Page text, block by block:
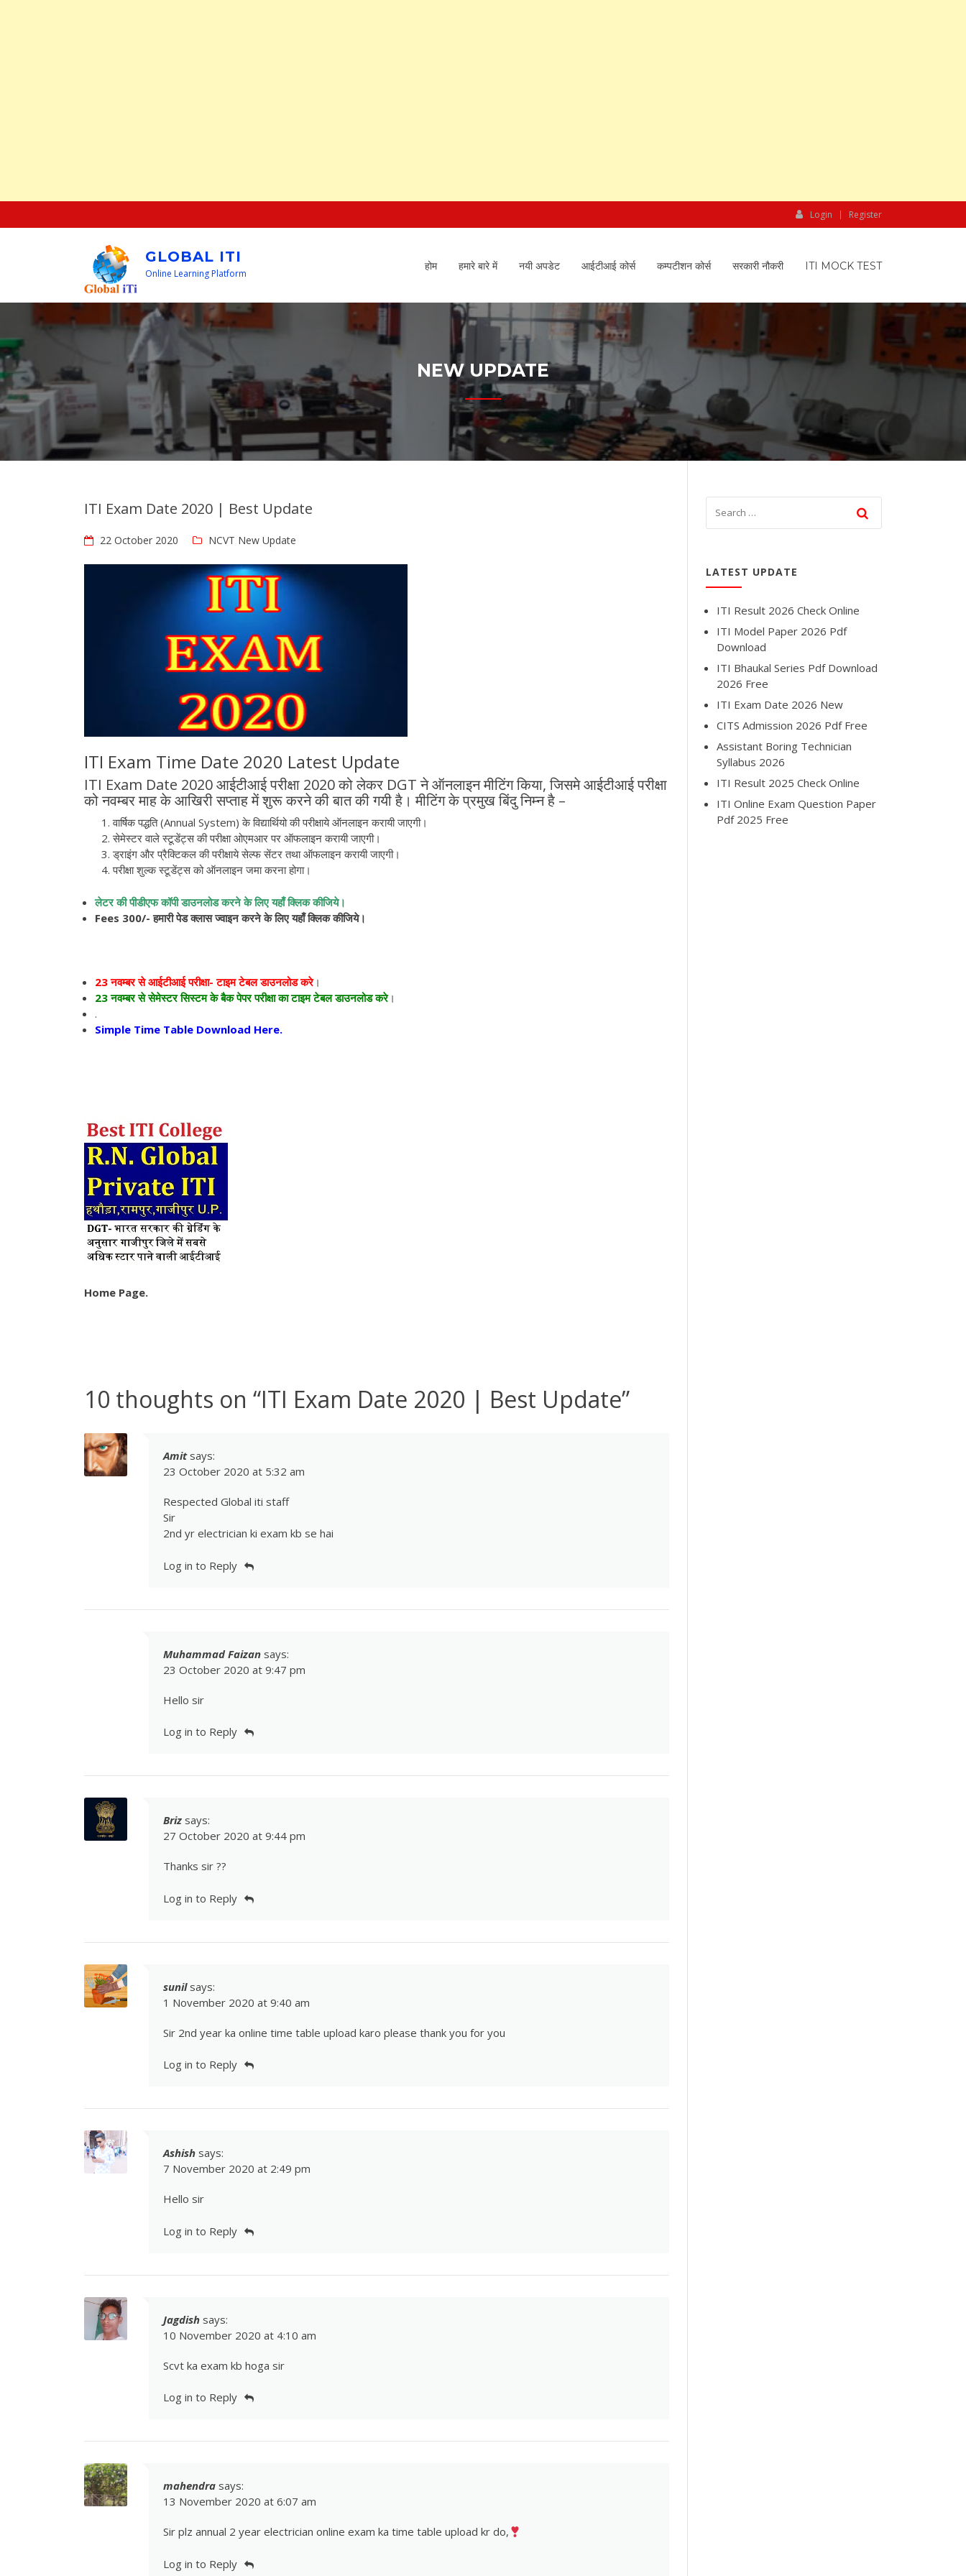
Login Register
GLOBAL ITI
Online Learning Platform
होम हमारे बारे में नयी अपडेट आईटीआई कोर्स कम्पटीशन कोर्स सरकारी नौकरी ITI MOCK TEST
NEW UPDATE
ITI Exam Date 2020 | Best Update
22 October 2020 NCVT New Update
ITI Exam Time Date 2020 Latest Update
ITI Exam Date 2020 आईटीआई परीक्षा 2020 को लेकर DGT ने ऑनलाइन मीटिंग किया, जिसमे आईटीआई परीक्षा
को नवम्बर माह के आखिरी सप्ताह में शुरू करने की बात की गयी है। मीटिंग के प्रमुख बिंदु निम्न है –
वार्षिक पद्धति (Annual System) के विद्यार्थियो की परीक्षाये ऑनलाइन करायी जाएगी।
सेमेस्टर वाले स्टूडेंट्स की परीक्षा ओएमआर पर ऑफलाइन करायी जाएगी।
ड्राइंग और प्रैक्टिकल की परीक्षाये सेल्फ सेंटर तथा ऑफलाइन करायी जाएगी।
परीक्षा शुल्क स्टूडेंट्स को ऑनलाइन जमा करना होगा।
लेटर की पीडीएफ कॉपी डाउनलोड करने के लिए यहाँ क्लिक कीजिये।
Fees 300/- हमारी पेड क्लास ज्वाइन करने के लिए यहाँ क्लिक कीजिये।
23 नवम्बर से आईटीआई परीक्षा- टाइम टेबल डाउनलोड करे।
23 नवम्बर से सेमेस्टर सिस्टम के बैक पेपर परीक्षा का टाइम टेबल डाउनलोड करे।
.
Simple Time Table Download Here.
Home Page.
10 thoughts on “ITI Exam Date 2020 | Best Update”
Amit says:
23 October 2020 at 5:32 am
Respected Global iti staff
Sir
2nd yr electrician ki exam kb se hai
Log in to Reply
Muhammad Faizan says:
23 October 2020 at 9:47 pm
Hello sir
Log in to Reply
Briz says:
27 October 2020 at 9:44 pm
Thanks sir ??
Log in to Reply
sunil says:
1 November 2020 at 9:40 am
Sir 2nd year ka online time table upload karo please thank you for you
Log in to Reply
Ashish says:
7 November 2020 at 2:49 pm
Hello sir
Log in to Reply
Jagdish says:
10 November 2020 at 4:10 am
Scvt ka exam kb hoga sir
Log in to Reply
mahendra says:
13 November 2020 at 6:07 am
Sir plz annual 2 year electrician online exam ka time table upload kr do,
Log in to Reply
LATEST UPDATE
ITI Result 2026 Check Online
ITI Model Paper 2026 Pdf
Download
ITI Bhaukal Series Pdf Download
2026 Free
ITI Exam Date 2026 New
CITS Admission 2026 Pdf Free
Assistant Boring Technician
Syllabus 2026
ITI Result 2025 Check Online
ITI Online Exam Question Paper
Pdf 2025 Free